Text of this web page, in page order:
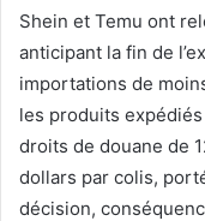
Shein et Temu ont
anticipant la fin de
importations de
les produits
droits de douane de
dollars par colis,
décision,